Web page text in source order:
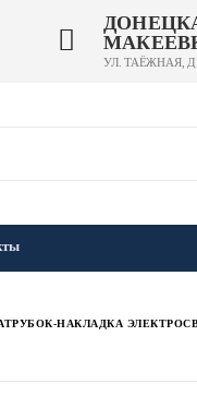
УЛ. ТАЁЖНАЯ,
НАКЛАДКА